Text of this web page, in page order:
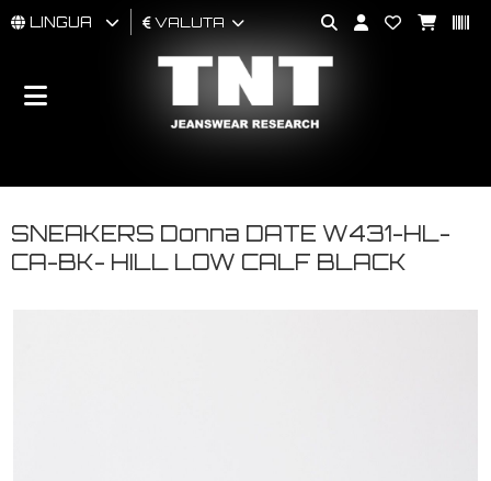
UOMO
BRAND
LINGUA VALUTA
SNEAKERS Donna DATE W431-HL-
CA-BK- HILL LOW CALF BLACK